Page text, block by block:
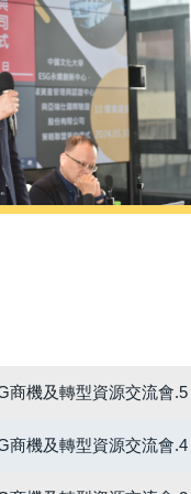
商機及轉型資源交流會.5
商機及轉型資源交流會.4